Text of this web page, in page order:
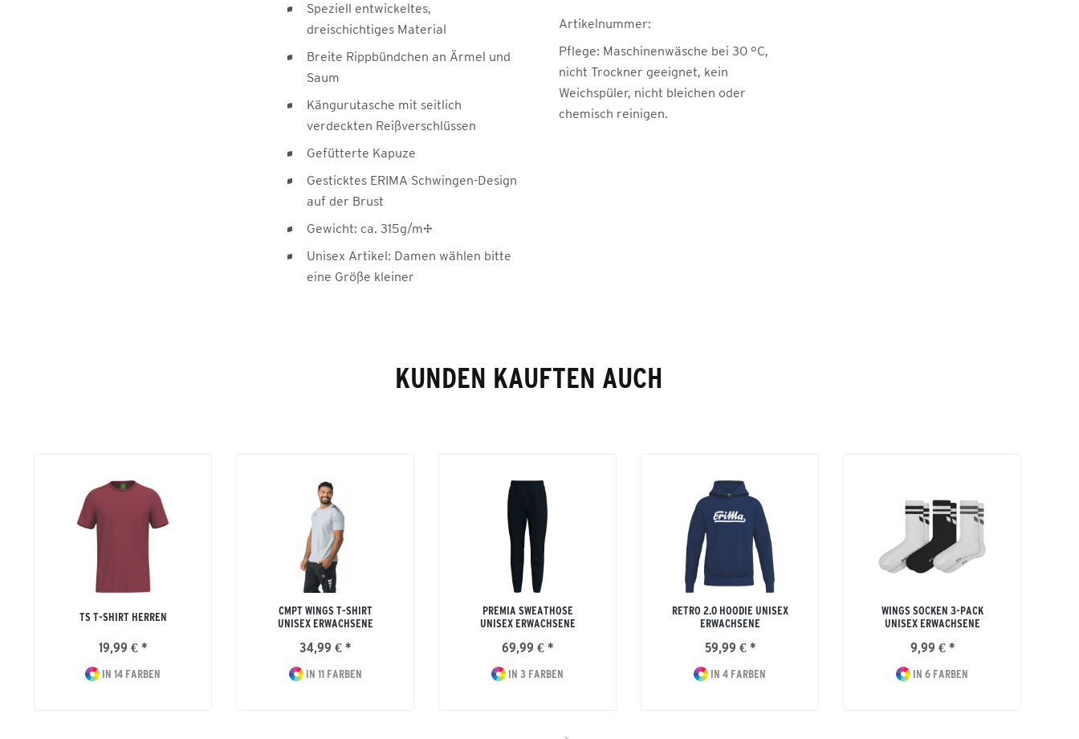
Speziell entwickeltes,
dreischichtiges Material
Breite Rippbündchen an Ärmel und
Saum
Kängurutasche mit seitlich
verdeckten Reißverschlüssen
Gefütterte Kapuze
Gesticktes ERIMA Schwingen-Design
auf der Brust
Gewicht: ca. 315g/m²
Unisex Artikel: Damen wählen bitte
eine Größe kleiner
Artikelnummer:
Pflege: Maschinenwäsche bei 30 °C,
nicht Trockner geeignet, kein
Weichspüler, nicht bleichen oder
chemisch reinigen.
KUNDEN KAUFTEN AUCH
TS T-SHIRT HERREN
19,99 € *
IN 14 FARBEN
CMPT WINGS T-SHIRT
UNISEX ERWACHSENE
34,99 € *
IN 11 FARBEN
PREMIA SWEATHOSE
UNISEX ERWACHSENE
69,99 € *
IN 3 FARBEN
RETRO 2.0 HOODIE UNISEX
ERWACHSENE
59,99 € *
IN 4 FARBEN
WINGS SOCKEN 3-PACK
UNISEX ERWACHSENE
9,99 € *
IN 6 FARBEN